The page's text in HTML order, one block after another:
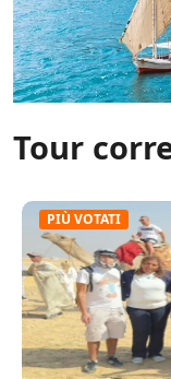
Tour
PIÙ VOTATI